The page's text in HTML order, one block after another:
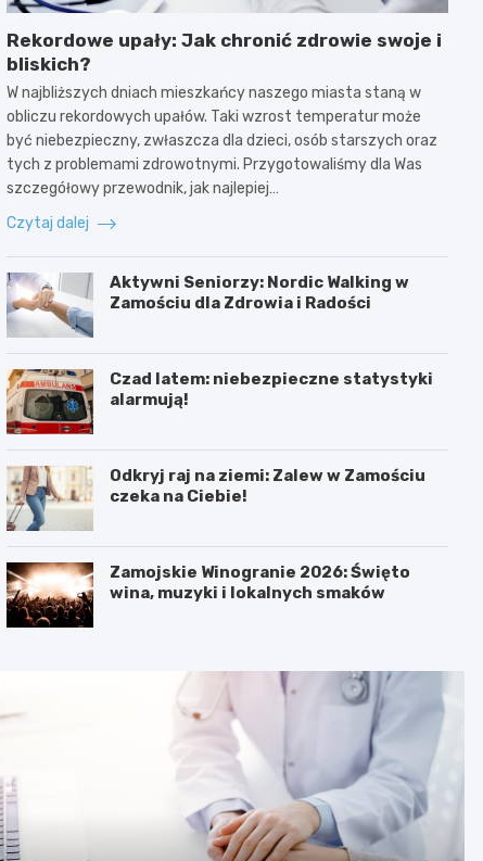
Rekordowe upały: Jak chronić zdrowie swoje i
bliskich?
W najbliższych dniach mieszkańcy naszego miasta staną w
obliczu rekordowych upałów. Taki wzrost temperatur może
być niebezpieczny, zwłaszcza dla dzieci, osób starszych oraz
tych z problemami zdrowotnymi. Przygotowaliśmy dla Was
szczegółowy przewodnik, jak najlepiej…
Czytaj dalej
Aktywni Seniorzy: Nordic Walking w
Zamościu dla Zdrowia i Radości
Czad latem: niebezpieczne statystyki
alarmują!
Odkryj raj na ziemi: Zalew w Zamościu
czeka na Ciebie!
Zamojskie Winogranie 2026: Święto
wina, muzyki i lokalnych smaków